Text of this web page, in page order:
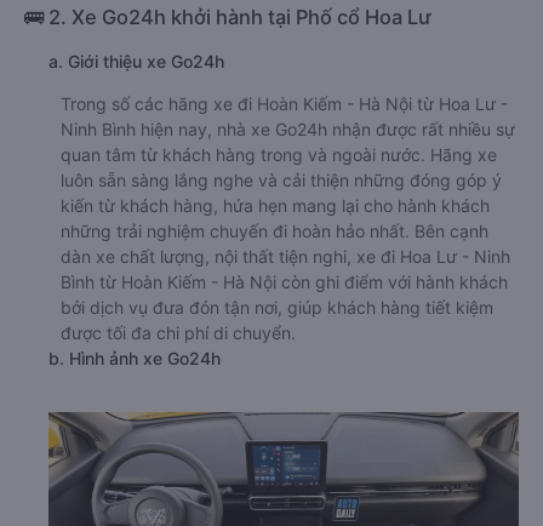
🚌 2. Xe Go24h khởi hành tại Phố cổ Hoa Lư
a. Giới thiệu xe Go24h
Trong số các hãng xe đi Hoàn Kiếm - Hà Nội từ Hoa Lư -
Ninh Bình hiện nay, nhà xe Go24h nhận được rất nhiều sự
quan tâm từ khách hàng trong và ngoài nước. Hãng xe
luôn sẵn sàng lắng nghe và cải thiện những đóng góp ý
kiến từ khách hàng, hứa hẹn mang lại cho hành khách
những trải nghiệm chuyến đi hoàn hảo nhất. Bên cạnh
dàn xe chất lượng, nội thất tiện nghi, xe đi Hoa Lư - Ninh
Bình từ Hoàn Kiếm - Hà Nội còn ghi điểm với hành khách
bởi dịch vụ đưa đón tận nơi, giúp khách hàng tiết kiệm
được tối đa chi phí di chuyển.
b. Hình ảnh xe Go24h